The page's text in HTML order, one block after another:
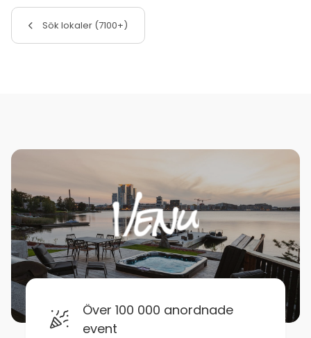
Sök lokaler (7100+)
Över 100 000 anordnade
event